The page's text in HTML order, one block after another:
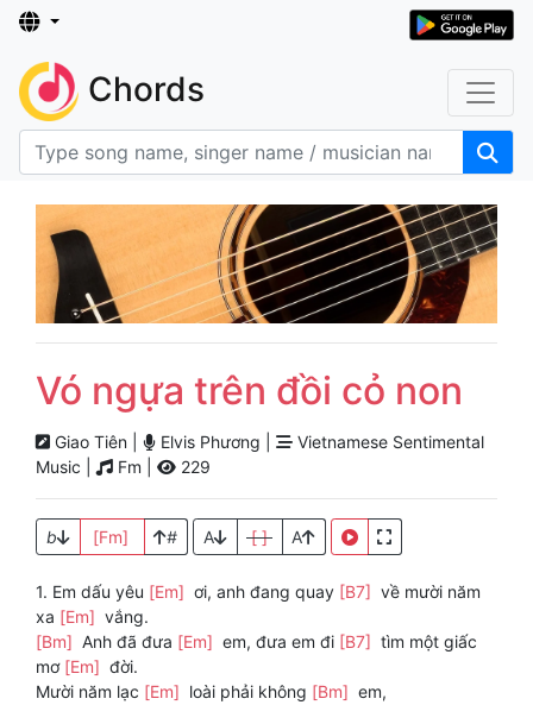
Chords
Vó ngựa trên đồi cỏ non
Giao Tiên | Elvis Phương |
Vietnamese Sentimental
Music |
Fm | 229
b [Fm] # A [ ] A
1. Em dấu yêu [Em] ơi, anh đang quay [B7] về mười năm
xa [Em] vắng.
[Bm] Anh đã đưa [Em] em, đưa em đi [B7] tìm một giấc
mơ [Em] đời.
Mười năm lạc [Em] loài phải không [Bm] em,